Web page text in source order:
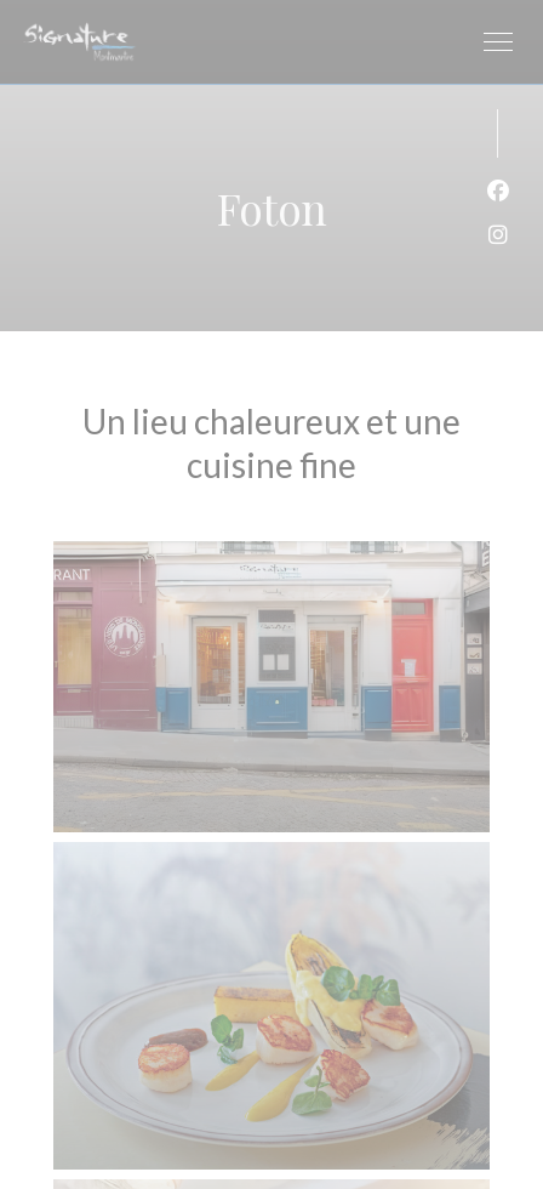
Foton
Un lieu chaleureux et une
cuisine fine